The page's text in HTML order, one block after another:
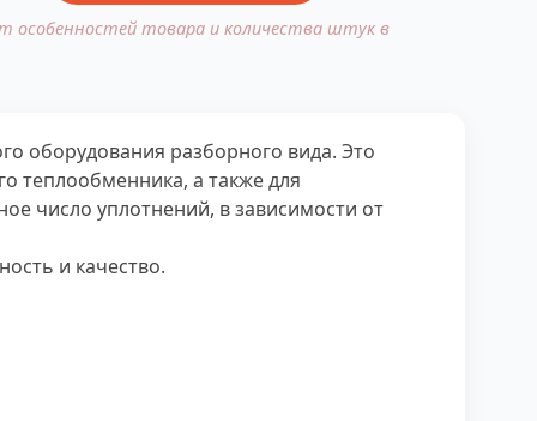
особенностей товара и количества штук в
оборудования разборного вида. Это
теплообменника, а также для
число уплотнений, в зависимости от
и качество.